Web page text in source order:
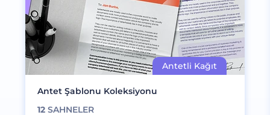
Antet Şablonu Koleksiyonu
12 SAHNELER